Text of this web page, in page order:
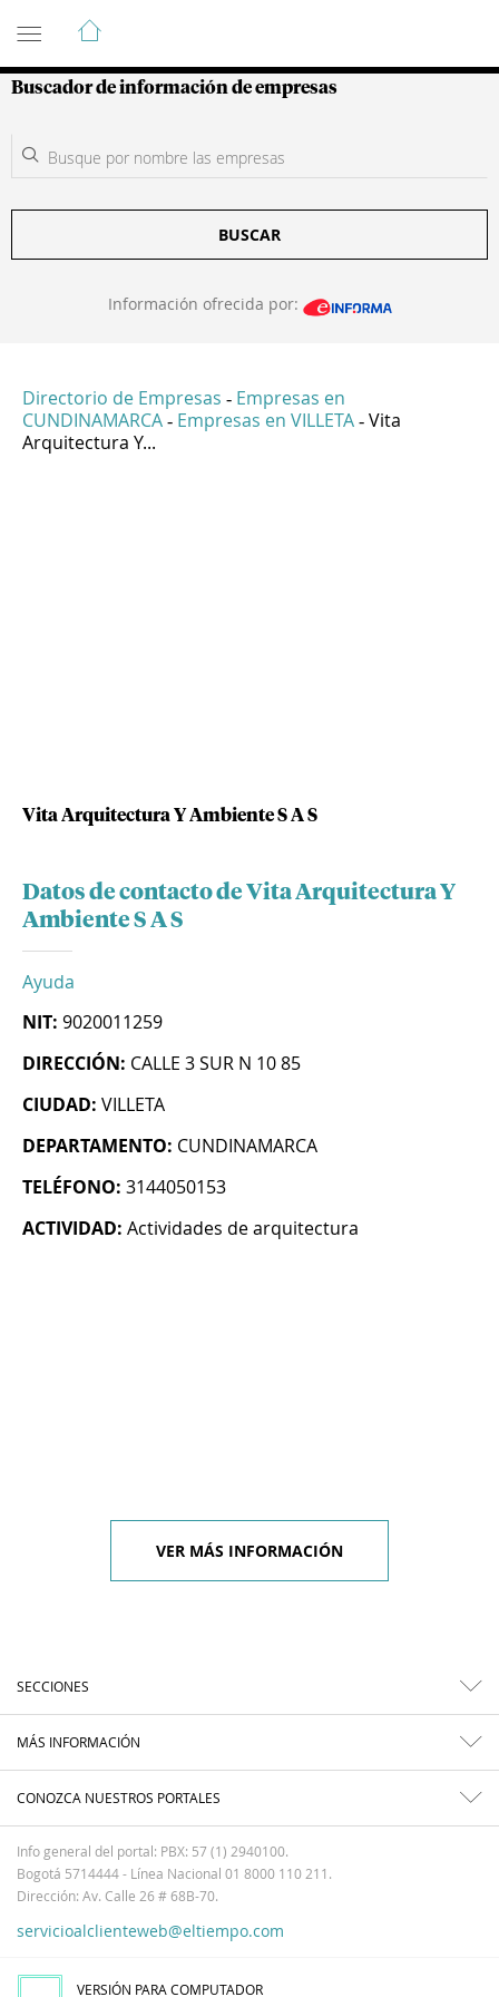
Guía de Empresas Colombianas
Buscador de información de empresas
BUSCAR
Información ofrecida por:
Directorio de Empresas - Empresas en
CUNDINAMARCA - Empresas en VILLETA - Vita
Arquitectura Y...
Vita Arquitectura Y Ambiente S A S
Datos de contacto de Vita Arquitectura Y
Ambiente S A S
Ayuda
NIT: 9020011259
DIRECCIÓN: CALLE 3 SUR N 10 85
CIUDAD: VILLETA
DEPARTAMENTO: CUNDINAMARCA
TELÉFONO: 3144050153
ACTIVIDAD: Actividades de arquitectura
VER MÁS INFORMACIÓN
SECCIONES
MÁS INFORMACIÓN
CONOZCA NUESTROS PORTALES
Info general del portal: PBX: 57 (1) 2940100.
Bogotá 5714444 - Línea Nacional 01 8000 110 211.
Dirección: Av. Calle 26 # 68B-70.
servicioalclienteweb@eltiempo.com
VERSIÓN PARA COMPUTADOR